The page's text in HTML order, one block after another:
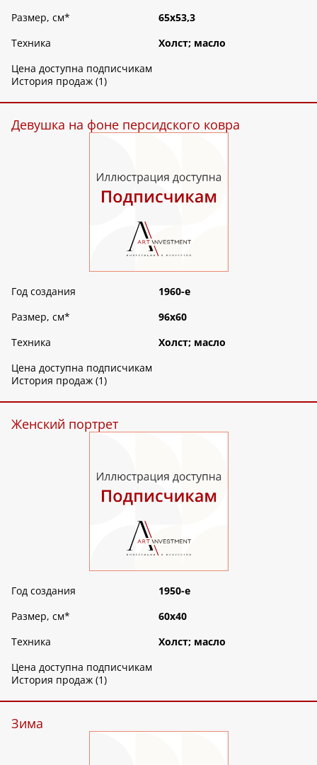
Размер, см*
65х53,3
Техника
Холст; масло
Цена доступна подписчикам
История продаж (1)
Девушка на фоне персидского ковра
Год создания
1960-е
Размер, см*
96х60
Техника
Холст; масло
Цена доступна подписчикам
История продаж (1)
Женский портрет
Год создания
1950-е
Размер, см*
60х40
Техника
Холст; масло
Цена доступна подписчикам
История продаж (1)
Зима